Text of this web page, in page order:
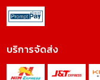
บริการจัดส่ง